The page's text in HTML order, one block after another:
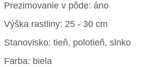
Prezimovanie v pôde: áno
Výška rastliny: 25 - 30 cm
Stanovisko: tieň, polotieň, slnko
Farba: biela